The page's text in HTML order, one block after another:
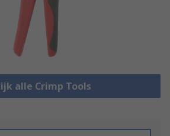
alle Crimp Tools